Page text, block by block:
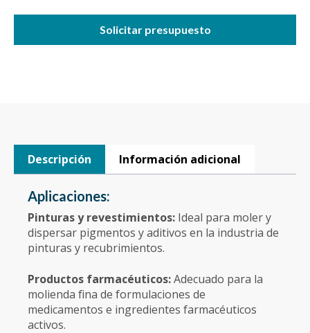
Solicitar presupuesto
Descripción Información adicional
Aplicaciones:
Pinturas y revestimientos: Ideal para moler y
dispersar pigmentos y aditivos en la industria de
pinturas y recubrimientos.
Productos farmacéuticos:Adecuado para la
molienda fina de formulaciones de
medicamentos e ingredientes farmacéuticos
activos.